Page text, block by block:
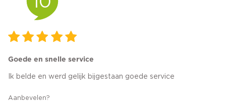
Goede en snelle service
Ik belde en werd gelijk bijgestaan goede service
Aanbevelen?